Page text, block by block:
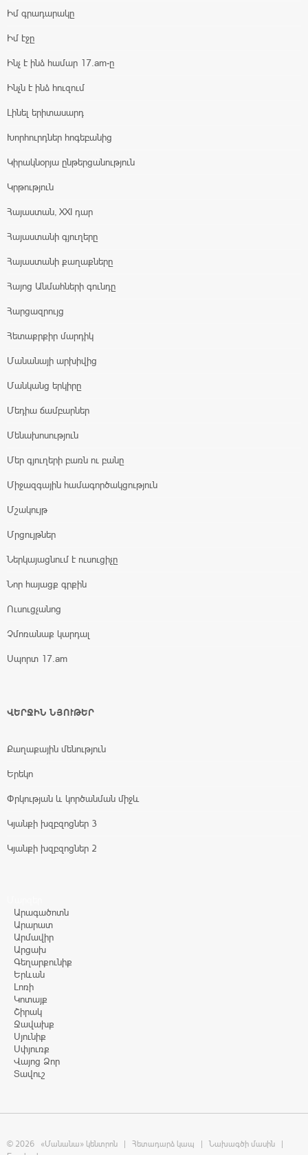
Իմ գրադարակը
Իմ էջը
Ինչ է ինձ համար 17.am-ը
Ինչն է ինձ հուզում
Լինել երիտասարդ
Խորհուրդներ հոգեբանից
Կիրակնօրյա ընթերցանություն
Կրթություն
Հայաստան, XXI դար
Հայաստանի գյուղերը
Հայաստանի քաղաքները
Հայոց Անմահների գունդը
Հարցազրույց
Հետաքրքիր մարդիկ
Մանանայի արխիվից
Մանկանց երկիրը
Մեդիա ճամբարներ
Մենախոսություն
Մեր գյուղերի բառն ու բանը
Միջազգային համագործակցություն
Մշակույթ
Մրցույթներ
Ներկայացնում է ուսուցիչը
Նոր հայացք գրքին
Ուսուցչանոց
Չմոռանաք կարդալ
Սպորտ 17.am
ՎԵՐՋԻՆ ՆՅՈՒԹԵՐ
Քաղաքային մենություն
Երեկո
Փրկության և կործանման միջև
Կյանքի խզբզոցներ 3
Կյանքի խզբզոցներ 2
Արագածոտն
Արարատ
Արմավիր
Արցախ
Գեղարքունիք
Երևան
Լոռի
Կոտայք
Շիրակ
Ջավախք
Սյունիք
Սփյուռք
Վայոց Ձոր
Տավուշ
© 2026 «Մանանա» կենտրոն | Հետադարձ կապ |Նախագծի մասին |